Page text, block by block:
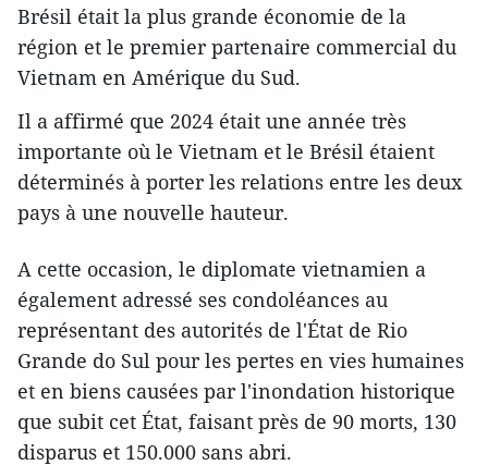
Brésil était la plus grande économie de la
région et le premier partenaire commercial du
Vietnam en Amérique du Sud.
Il a affirmé que 2024 était une année très
importante où le Vietnam et le Brésil étaient
déterminés à porter les relations entre les deux
pays à une nouvelle hauteur.
A cette occasion, le diplomate vietnamien a
également adressé ses condoléances au
représentant des autorités de l'État de Rio
Grande do Sul pour les pertes en vies humaines
et en biens causées par l'inondation historique
que subit cet État, faisant près de 90 morts, 130
disparus et 150.000 sans abri.